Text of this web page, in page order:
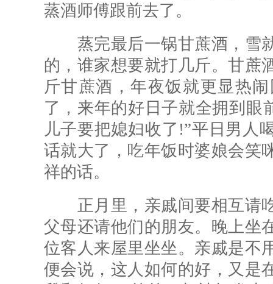
蒸酒师傅跟前去了。
蒸完最后一锅甘蔗酒，雪
的，谁家想要就打几斤。甘蔗
斤甘蔗酒，年夜饭就更显热
了，来年的好日子就全拥到眼
儿子要把媳妇收了!”平日男人
话就大了，吃年饭时婆娘会笑
祥的话。
正月里，亲戚间要相互请
父母还请他们的朋友。晚上坐
位客人来屋里坐坐。亲戚是不
便会说，这人如何的好，又是